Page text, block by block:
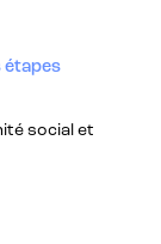
étapes
social et